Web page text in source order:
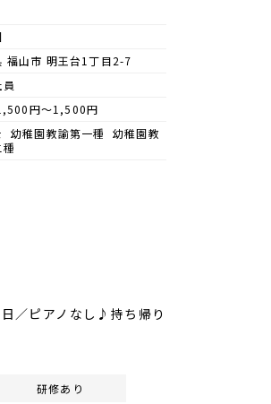
福山市 明王台1丁目2-7
円～1,500円
幼稚園教諭第一種 幼稚園教
／ピアノなし♪持ち帰り
研修あり